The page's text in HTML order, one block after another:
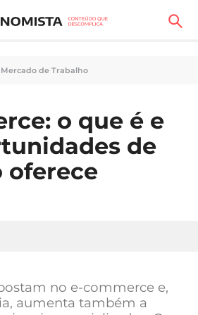
Mercado de Trabalho
o que é e
de
oferece
no e-commerce e,
aumenta também a